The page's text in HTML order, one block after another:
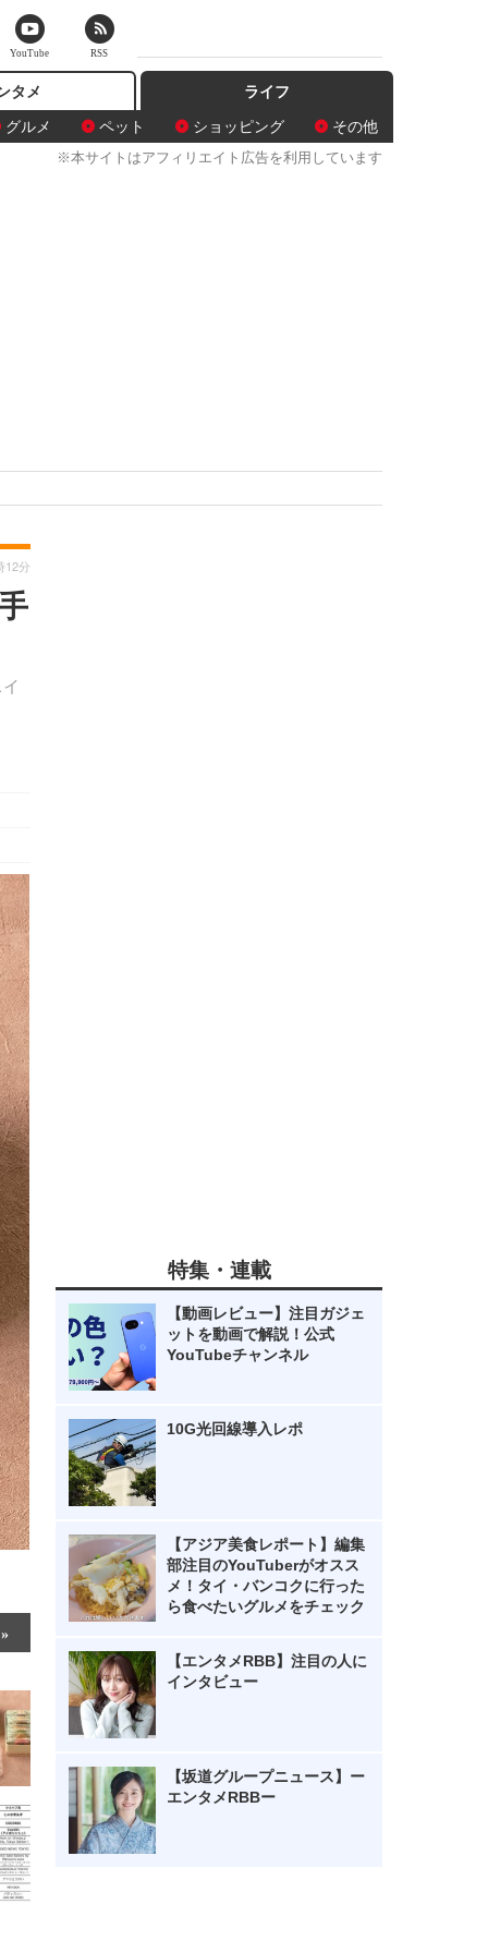
タメ
ライフ
グルメ
ペット ショッピング その他
※本サイトはアフィリエイト広告を利用しています
12分
特集・連載
【動画レビュー】注目ガジェ
ットを動画で解説！公式
YouTubeチャンネル
10G光回線導入レポ
【アジア美食レポート】編集
部注目のYouTuberがオスス
メ！タイ・バンコクに行った
ら食べたいグルメをチェック
【エンタメRBB】注目の人に
インタビュー
【坂道グループニュース】ー
エンタメRBBー
YouTube RSS